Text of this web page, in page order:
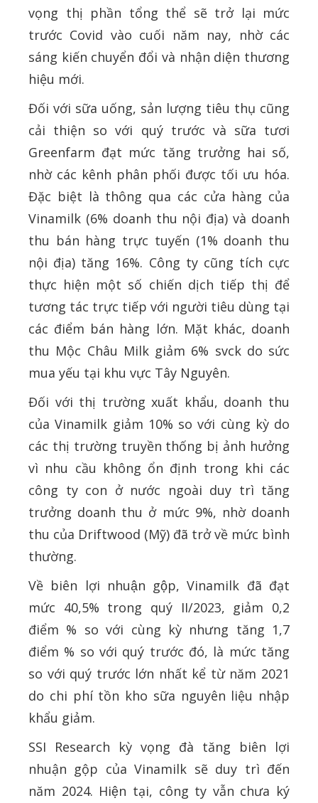
vọng thị phần tổng thể sẽ trở lại mức
trước Covid vào cuối năm nay, nhờ các
sáng kiến chuyển đổi và nhận diện thương
hiệu mới.
Đối với sữa uống, sản lượng tiêu thụ cũng
cải thiện so với quý trước và sữa tươi
Greenfarm đạt mức tăng trưởng hai số,
nhờ các kênh phân phối được tối ưu hóa.
Đặc biệt là thông qua các cửa hàng của
Vinamilk (6% doanh thu nội địa) và doanh
thu bán hàng trực tuyến (1% doanh thu
nội địa) tăng 16%. Công ty cũng tích cực
thực hiện một số chiến dịch tiếp thị để
tương tác trực tiếp với người tiêu dùng tại
các điểm bán hàng lớn. Mặt khác, doanh
thu Mộc Châu Milk giảm 6% svck do sức
mua yếu tại khu vực Tây Nguyên.
Đối với thị trường xuất khẩu, doanh thu
của Vinamilk giảm 10% so với cùng kỳ do
các thị trường truyền thống bị ảnh hưởng
vì nhu cầu không ổn định trong khi các
công ty con ở nước ngoài duy trì tăng
trưởng doanh thu ở mức 9%, nhờ doanh
thu của Driftwood (Mỹ) đã trở về mức bình
thường.
Về biên lợi nhuận gộp, Vinamilk đã đạt
mức 40,5% trong quý II/2023, giảm 0,2
điểm % so với cùng kỳ nhưng tăng 1,7
điểm % so với quý trước đó, là mức tăng
so với quý trước lớn nhất kể từ năm 2021
do chi phí tồn kho sữa nguyên liệu nhập
khẩu giảm.
SSI Research kỳ vọng đà tăng biên lợi
nhuận gộp của Vinamilk sẽ duy trì đến
năm 2024. Hiện tại, công ty vẫn chưa ký